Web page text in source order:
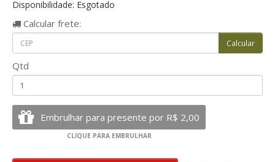
Disponibilidade: Esgotado
Calcular frete:
Qtd